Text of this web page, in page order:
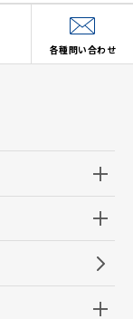
各種問い合わせ